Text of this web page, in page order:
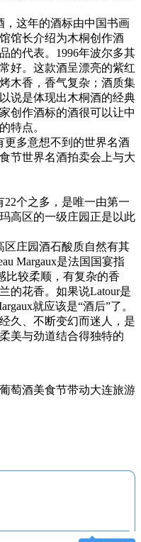
，这年的酒标由中国书画
馆长介绍为木桐创作酒
的代表。1996年波尔多其
好。这款酒呈漂亮的紫红
木香，香气复杂；酒质集
说是体现出木桐酒的经典
创作酒标的酒很可以让中
特点。
更多意想不到的世界名酒
节世界名酒拍卖会上与大
22个之多，是唯一由第一
高区的一级庄园正是以此
区庄园酒石酸质自然有其
Margaux是法国国宴指
比较柔顺，有复杂的香
的花香。如果说Latour是
就应该是“酒后”了。
久、不断变幻而迷人，是
美与劲道结合得独特的
萄酒美食节带动大连旅游